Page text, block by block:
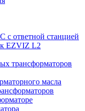
с ответной станцией
EZVIZ L2
трансформаторов
масла